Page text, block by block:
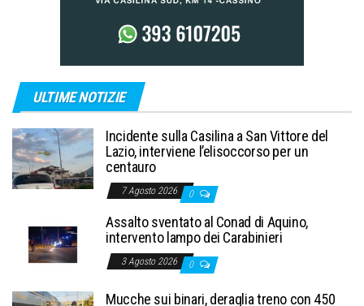
ULTIME NOTIZIE
Incidente sulla Casilina a San Vittore del
Lazio, interviene l’elisoccorso per un
centauro
7 Agosto 2026 0
Assalto sventato al Conad di Aquino,
intervento lampo dei Carabinieri
3 Agosto 2026 0
Mucche sui binari, deraglia treno con 450